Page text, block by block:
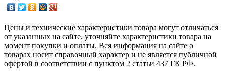
Цены и технические характеристики товара могут отличаться
от указанных на сайте, уточняйте характеристики товара на
момент покупки и оплаты. Вся информация на сайте о
товарах носит справочный характер и не является публичной
офертой в соответствии с пунктом 2 статьи 437 ГК РФ.